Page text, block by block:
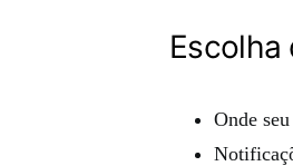
Escolha
Onde